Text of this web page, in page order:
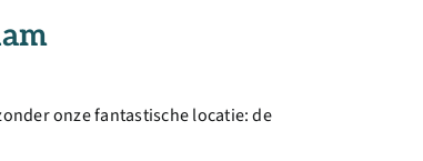
onze fantastische locatie: de